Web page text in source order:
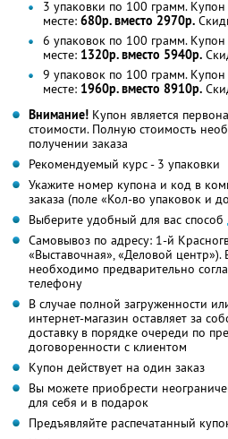
3 упаковки по 100 грамм. Купон
месте: 680р. вместо 2970р.
6 упаковок по 100 грамм. Купон
месте: 1320р. вместо 5940р.
9 упаковок по 100 грамм. Купон
месте: 1960р. вместо 8910р.
Внимание! Купон является
стоимости. Полную стоимость
получении заказа
Рекомендуемый курс - 3 упаковки
Укажите номер купона и код в
заказа (поле «Кол-во упаковок и
Выберите удобный для вас способ
Самовывоз по адресу: 1-й
«Выставочная», «Деловой
необходимо предварительно
телефону
В случае полной загруженности
интернет-магазин оставляет за
доставку в порядке очереди по
договоренности с клиентом
Купон действует на один заказ
Вы можете приобрести
для себя и в подарок
Предъявляйте распечатанный